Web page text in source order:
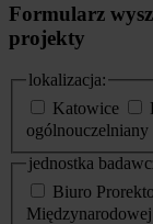
Formularz
projekty
lokalizacja:
Katowice
ogólnouczelniany
jednostka
Biuro